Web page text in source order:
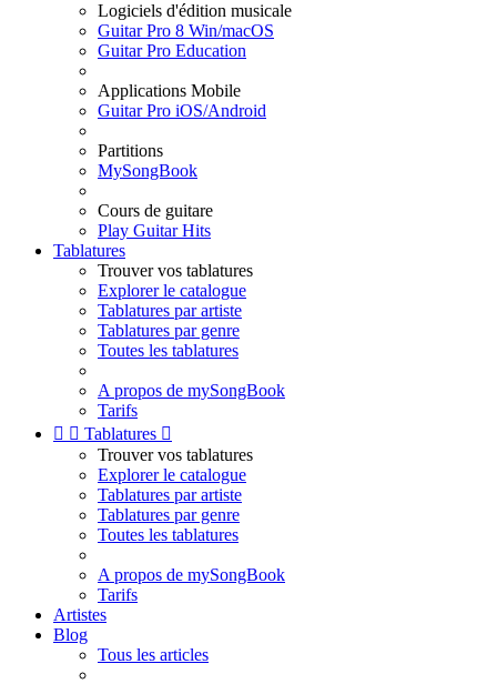
Logiciels d'édition musicale
Guitar Pro 8 Win/macOS
Guitar Pro Education
Applications Mobile
Guitar Pro iOS/Android
Partitions
MySongBook
Cours de guitare
Play Guitar Hits
Tablatures
Trouver vos tablatures
Explorer le catalogue
Tablatures par artiste
Tablatures par genre
Toutes les tablatures
A propos de mySongBook
Tarifs
  Tablatures 
Trouver vos tablatures
Explorer le catalogue
Tablatures par artiste
Tablatures par genre
Toutes les tablatures
A propos de mySongBook
Tarifs
Artistes
Blog
Tous les articles